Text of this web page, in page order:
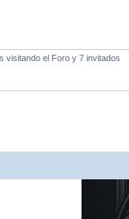
visitando el Foro y 7 invitados